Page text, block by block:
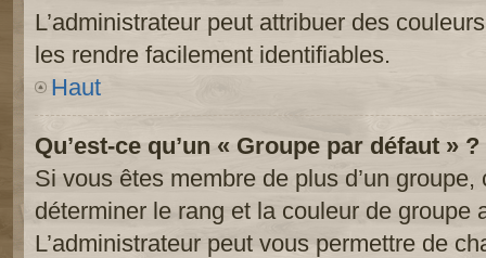
L’administrateur peut attribuer des
les rendre facilement identifiables.
Haut
Qu’est-ce qu’un « Groupe par défaut » ?
Si vous êtes membre de plus d’un
déterminer le rang et la couleur de groupe
L’administrateur peut vous permettre de